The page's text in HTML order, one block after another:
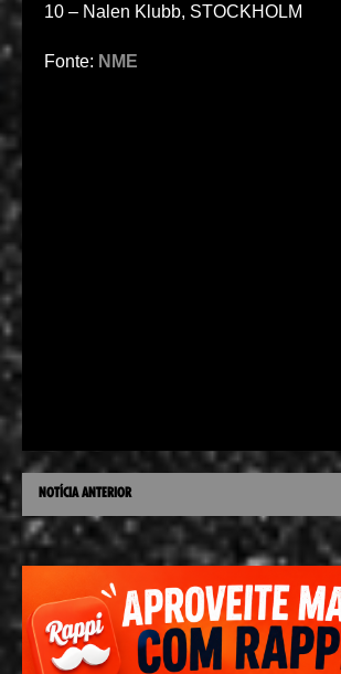
10 – Nalen Klubb, STOCKHOLM
Fonte: NME
NOTÍCIA ANTERIOR